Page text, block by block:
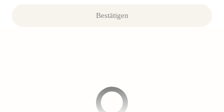
Bestätigen